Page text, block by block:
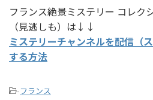
フランス絶景ミステリー コレク
（見逃しも）は↓↓
ミステリーチャンネルを配信（
する方法
-フランス